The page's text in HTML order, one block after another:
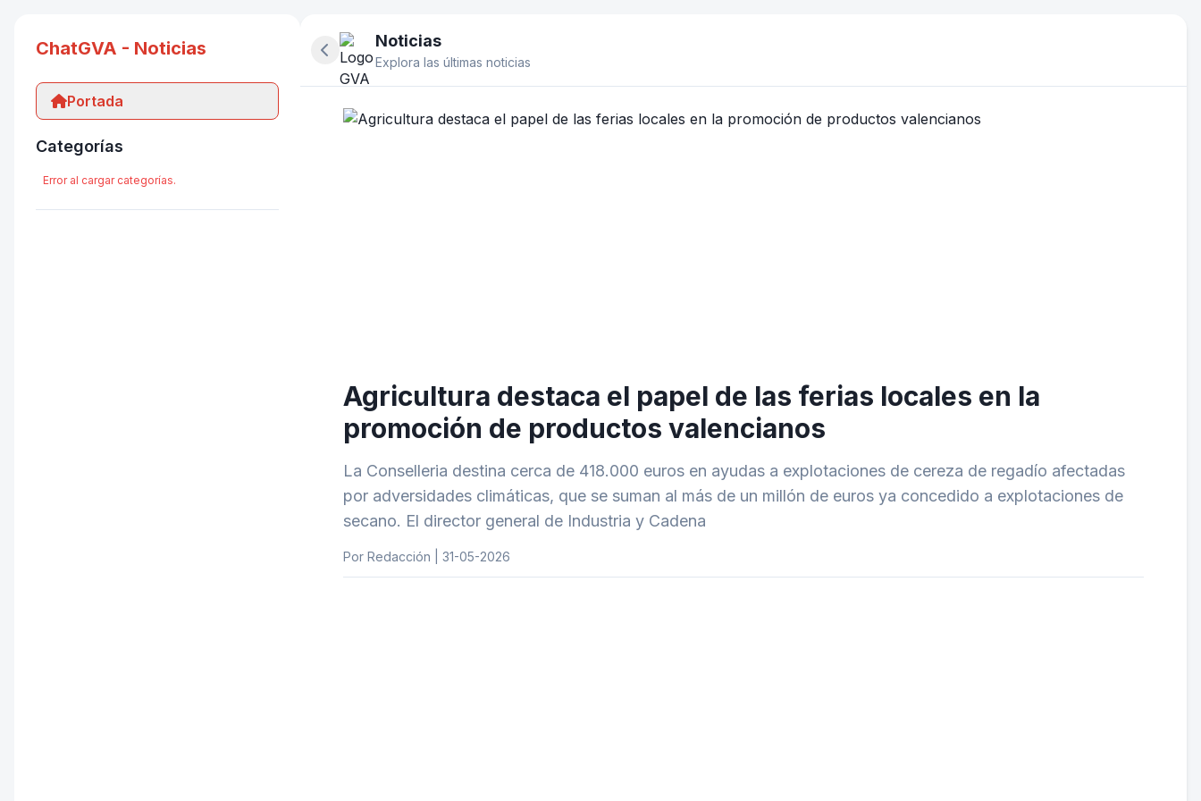
ChatGVA - Noticias
Portada
Categorías
Error al cargar categorías.
Ocultar panel lateral
Noticias
Explora las últimas noticias
Agricultura destaca el papel de las ferias locales en la
promoción de productos valencianos
La Conselleria destina cerca de 418.000 euros en ayudas a explotaciones de cereza de regadío afectadas
por adversidades climáticas, que se suman al más de un millón de euros ya concedido a explotaciones de
secano. El director general de Industria y Cadena
Por Redacción | 31-05-2026